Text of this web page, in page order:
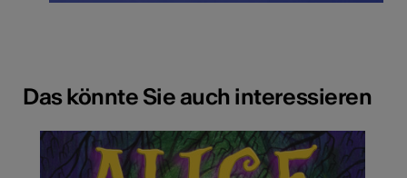
Das könnte Sie auch interessieren